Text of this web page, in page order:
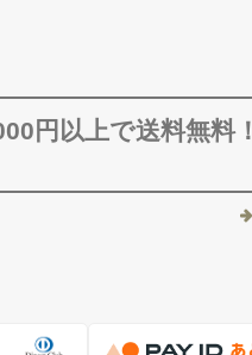
円以上で送料無料！